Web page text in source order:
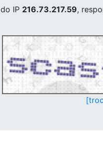
do IP 216.73.217.59,